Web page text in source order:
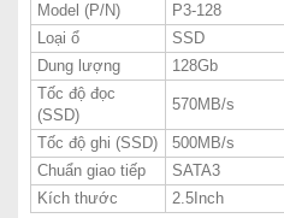
Model (P/N)
P3-128
Loại ổ
SSD
Dung lượng
128Gb
Tốc độ đọc
(SSD)
570MB/s
Tốc độ ghi (SSD)
500MB/s
Chuẩn giao tiếp
SATA3
Kích thước
2.5Inch